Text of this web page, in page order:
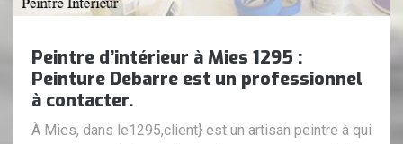
Peintre d’intérieur à Mies 1295 :
Peinture Debarre est un professionnel
à contacter.
À Mies, dans le1295,client} est un artisan peintre à qui